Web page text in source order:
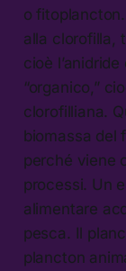
o
alla clorofilla,
cioè
“organico,”
clorofilliana.
biomassa del
perché viene
processi. Un
alimentare
pesca. Il
plancton